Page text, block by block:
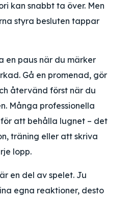
kan snabbt ta över. Men
styra besluten tappar
en paus när du märker
Gå en promenad, gör
återvänd först när du
Många professionella
att behålla lugnet – det
träning eller att skriva
lopp.
en del av spelet. Ju
egna reaktioner, desto